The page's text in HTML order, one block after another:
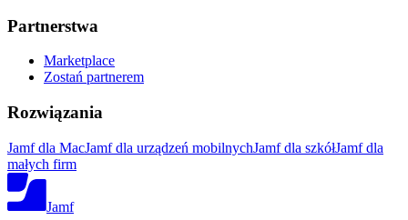
Partnerstwa
Marketplace
Zostań partnerem
Rozwiązania
Jamf dla MacJamf dla urządzeń mobilnychJamf dla szkółJamf dla
małych firm
Jamf